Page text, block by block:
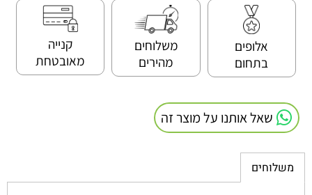
אלופים
בתחום
משלוחים
מהירים
קנייה
מאובטחת
שאל אותנו על מוצר זה
משלוחים